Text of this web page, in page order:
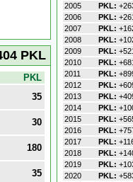
PKL
PKL
35
30
180
35
2005
PKL:
2006
PKL:
2007
PKL:
2008
PKL:
2009
PKL:
2010
PKL:
2011
PKL:
2012
PKL:
2013
PKL:
2014
PKL:
2015
PKL:
2016
PKL:
2017
PKL:
2018
PKL:
2019
PKL:
2020
PKL: